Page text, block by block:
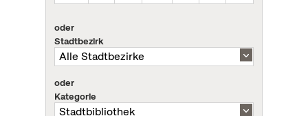
oder
Stadtbezirk
oder
Kategorie